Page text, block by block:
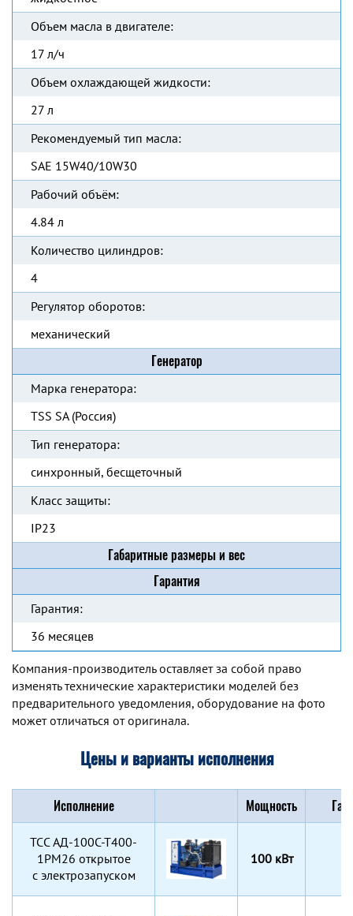
Объем масла в двигателе:
17 л/ч
Объем охлаждающей жидкости:
27 л
Рекомендуемый тип масла:
SAE 15W40/10W30
Рабочий объём:
4.84 л
Количество цилиндров:
4
Регулятор оборотов:
механический
Генератор
Марка генератора:
TSS SA (Россия)
Тип генератора:
синхронный, бесщеточный
Класс защиты:
IP23
Габаритные размеры и вес
Гарантия
Гарантия:
36 месяцев
Компания-производитель оставляет за собой право
изменять технические характеристики моделей без
предварительного уведомления, оборудование на фото
может отличаться от оригинала.
Цены и варианты исполнения
Исполнение Мощность
TCC АД-100С-Т400-
1РМ26 открытое
с электрозапуском
100 кВт